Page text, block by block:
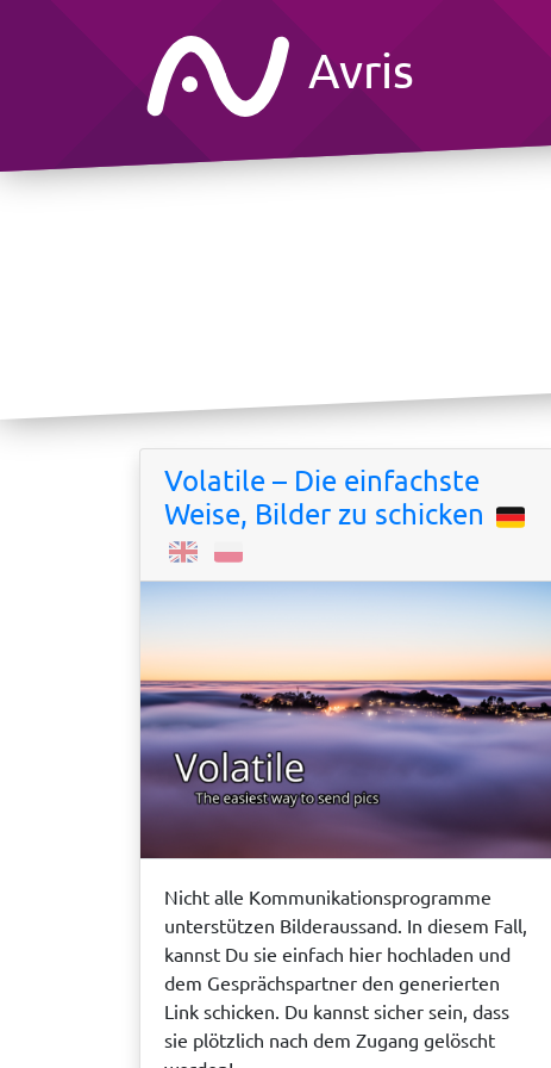
Avris
Volatile – Die einfachste
Weise, Bilder zu schicken
Nicht alle Kommunikationsprogramme
unterstützen Bilderaussand. In diesem Fall,
kannst Du sie einfach hier hochladen und
dem Gesprächspartner den generierten
Link schicken. Du kannst sicher sein, dass
sie plötzlich nach dem Zugang gelöscht